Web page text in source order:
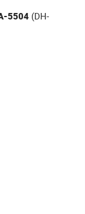
5504 (DH-